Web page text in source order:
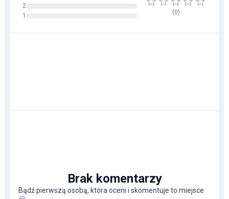
2
1
(0)
Brak komentarzy
Bądź pierwszą osobą, która oceni i skomentuje to miejsce